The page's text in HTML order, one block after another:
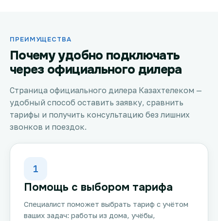
ПРЕИМУЩЕСТВА
Почему удобно подключать
через официального дилера
Страница официального дилера Казахтелеком —
удобный способ оставить заявку, сравнить
тарифы и получить консультацию без лишних
звонков и поездок.
1
Помощь с выбором тарифа
Специалист поможет выбрать тариф с учётом
ваших задач: работы из дома, учёбы,